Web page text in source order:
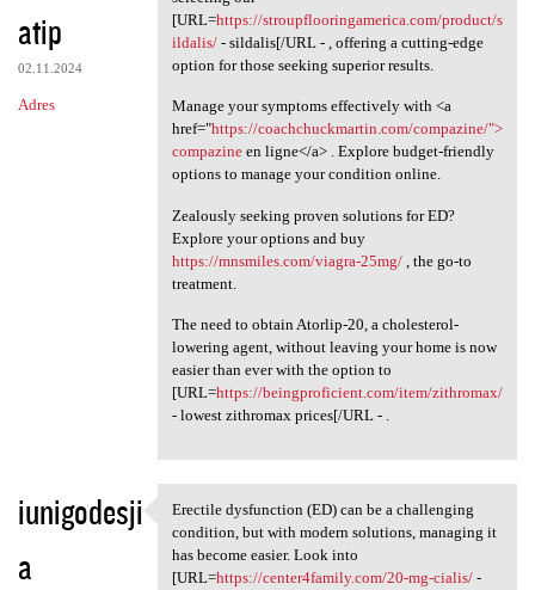
atip
02.11.2024
Adres
[URL=https://stroupflooringamerica.com/product/s
ildalis/- sildalis[/URL - , offering a cutting-edge
option for those seeking superior results.
Manage your symptoms effectively with <a
href="https://coachchuckmartin.com/compazine/">
compazineen ligne</a> . Explore budget-friendly
options to manage your condition online.
Zealously seeking proven solutions for ED?
Explore your options and buy
https://mnsmiles.com/viagra-25mg/, the go-to
treatment.
The need to obtain Atorlip-20, a cholesterol-
lowering agent, without leaving your home is now
easier than ever with the option to
[URL=https://beingproficient.com/item/zithromax/
- lowest zithromax prices[/URL - .
iunigodesji
a
Erectile dysfunction (ED) can
Erectile dysfunction (ED) can be a challenging
condition, but with modern solutions, managing it
has become easier. Look into
[URL=https://center4family.com/20-mg-cialis/-